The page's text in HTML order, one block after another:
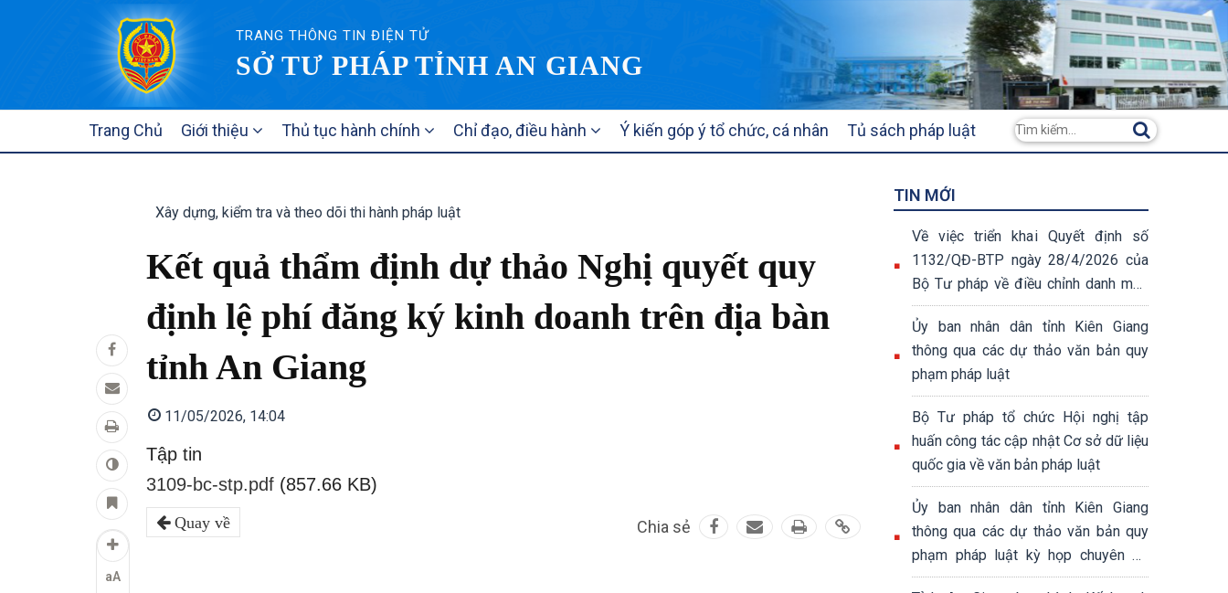
TRANG THÔNG TIN ĐIỆN TỬ
SỞ TƯ PHÁP TỈNH AN GIANG
NAVIGATION
Trang Chủ Giới thiệu Thủ tục hành chính Chỉ đạo, điều hành Ý kiến góp ý tổ chức, cá nhân Tủ sách pháp luật
aA
Xây dựng, kiểm tra và theo dõi thi hành pháp luật
Kết quả thẩm định dự thảo Nghị quyết quy
định lệ phí đăng ký kinh doanh trên địa bàn
tỉnh An Giang
11/05/2026, 14:04
Tập tin
3109-bc-stp.pdf (857.66 KB)
Quay về Chia sẻ
TIN MỚI
Về việc triển khai Quyết định số
1132/QĐ-BTP ngày 28/4/2026 của
Bộ Tư pháp về điều chỉnh danh mục
thủ tục hành chính
Ủy ban nhân dân tỉnh Kiên Giang
thông qua các dự thảo văn bản quy
phạm pháp luật
Bộ Tư pháp tổ chức Hội nghị tập
huấn công tác cập nhật Cơ sở dữ liệu
quốc gia về văn bản pháp luật
Ủy ban nhân dân tỉnh Kiên Giang
thông qua các dự thảo văn bản quy
phạm pháp luật kỳ họp chuyên để
của Hội đồng nhân dân tỉnh